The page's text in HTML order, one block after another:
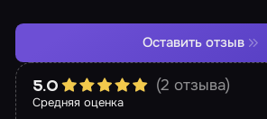
Средняя оценка
5.0 (2 отзыва)
Оставить отзыв